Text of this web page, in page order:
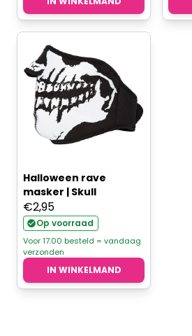
Halloween rave
masker | Skull
€2,95
Op voorraad
Voor 17.00 besteld = vandaag
verzonden
IN WINKELMAND